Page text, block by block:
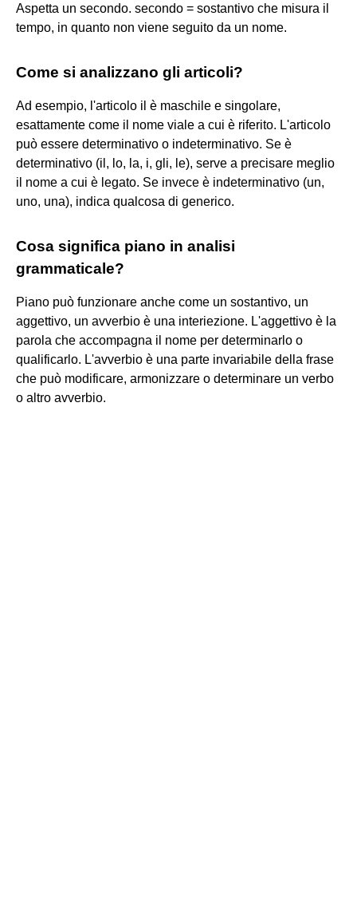
Aspetta un secondo. secondo = sostantivo che misura il
tempo, in quanto non viene seguito da un nome.
Come si analizzano gli articoli?
Ad esempio, l'articolo il è maschile e singolare,
esattamente come il nome viale a cui è riferito. L'articolo
può essere determinativo o indeterminativo. Se è
determinativo (il, lo, la, i, gli, le), serve a precisare meglio
il nome a cui è legato. Se invece è indeterminativo (un,
uno, una), indica qualcosa di generico.
Cosa significa piano in analisi
grammaticale?
Piano può funzionare anche come un sostantivo, un
aggettivo, un avverbio è una interiezione. L'aggettivo è la
parola che accompagna il nome per determinarlo o
qualificarlo. L'avverbio è una parte invariabile della frase
che può modificare, armonizzare o determinare un verbo
o altro avverbio.